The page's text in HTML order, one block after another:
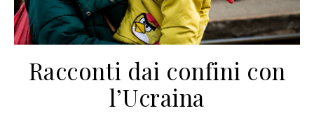
Racconti dai confini con
l’Ucraina